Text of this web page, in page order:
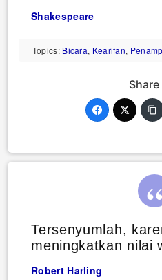
Shakespeare
Topics: Bicara, Kearifan,
Tersenyumlah,
meningkatkan nilai
Robert Harling